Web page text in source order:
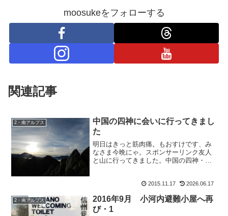
moosukeをフォローする
関連記事
2・南アルプス
中国の四神に会いに行ってきまし
た
明日はきっと筋肉痛。もおすけです、み
なさま今晩にゃ。スポンサーリンク友人
と山に行ってきました。中国の四神・鳳
よ。初冬の南アルプス。それはそれは静
2015.11.17 2026.06.17
2・南アルプス
2016年9月 小河内避難小屋へ再
び・1